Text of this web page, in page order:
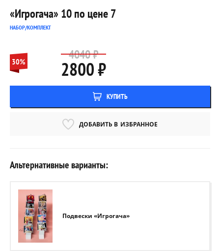
«Игрогача» 10 по цене 7
НАБОР/КОМПЛЕКТ
30% 4040 ₽
2800 ₽
КУПИТЬ
ДОБАВИТЬ В ИЗБРАННОЕ
Альтернативные варианты:
Подвески «Игрогача»